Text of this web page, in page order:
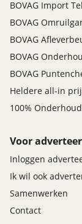
onderdelen
poetsbeurt.
Pech
Bij Wassink
auto's. State
toepassing.
(12
BOVAG Import
BOVAG
BOVAG
BOVAG
BOVAG
Heldere all-in
100%
Voor
Inloggen
Ik wil ook
Samenwerken
Contact